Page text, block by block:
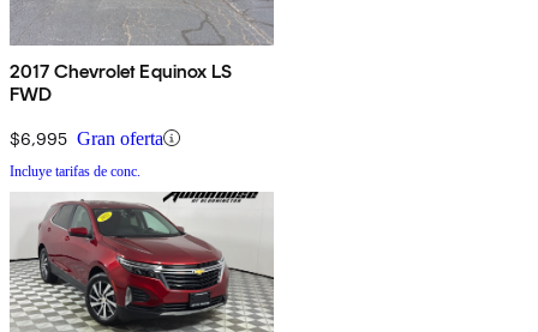
2017 Chevrolet Equinox LS
FWD
$6,995 Gran oferta
Incluye tarifas de conc.